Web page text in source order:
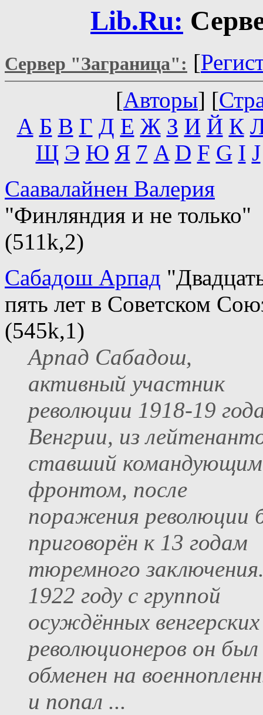
Lib.Ru:
Сервер "Заграница": [
[Авторы] [
А Б В Г Д Е Ж З И Й К
Щ Э Ю Я 7 A D F G I J
Саавалайнен Валерия
"Финляндия и не только"
(511k,2)
Сабадош Арпад
пять лет в Советском
(545k,1)
Арпад Сабадош,
активный участник
революции 1918-19
Венгрии, из
ставший командующим
фронтом, после
поражения революции
приговорён к 13 годам
тюремного
1922 году с группой
осуждённых венгерских
революционеров он был
обменен на
и попал ...